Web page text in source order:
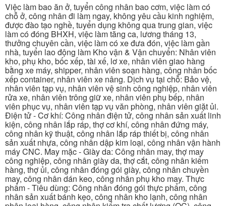
Việc làm bao ăn ở, tuyển công nhân bao cơm, việc làm có
chỗ ở, công nhân đi làm ngay, không yêu cầu kinh nghiệm,
được đào tạo nghề, tuyển dụng không qua trung gian, việc
làm có đóng BHXH, việc làm tăng ca, lương tháng 13,
thưởng chuyên cần, việc làm có xe đưa đón, việc làm gần
nhà, tuyển lao động làm Kho vận & Vận chuyển: Nhân viên
kho, phụ kho, bốc xếp, tài xế, lơ xe, nhân viên giao hàng
bằng xe máy, shipper, nhân viên soạn hàng, công nhân bốc
xếp container, nhân viên xe nâng. Dịch vụ tại chỗ: Bảo vệ,
nhân viên tạp vụ, nhân viên vệ sinh công nghiệp, nhân viên
rửa xe, nhân viên trông giữ xe, nhân viên phụ bếp, nhân
viên phục vụ, nhân viên tạp vụ văn phòng, nhân viên giặt ủi.
Điện tử - Cơ khí: Công nhân điện tử, công nhân sản xuất linh
kiện, công nhân lắp ráp, thợ cơ khí, công nhân đứng máy,
công nhân kỹ thuật, công nhân lắp ráp thiết bị, công nhân
sản xuất nhựa, công nhân dập kim loại, công nhân vận hành
máy CNC. May mặc - Giày da: Công nhân may, thợ may
công nghiệp, công nhân giày da, thợ cắt, công nhân kiểm
hàng, thợ ủi, công nhân đóng gói giày, công nhân chuyền
may, công nhân dán keo, công nhân phụ kho may. Thực
phẩm - Tiêu dùng: Công nhân đóng gói thực phẩm, công
nhân sản xuất bánh kẹo, công nhân kho lạnh, công nhân